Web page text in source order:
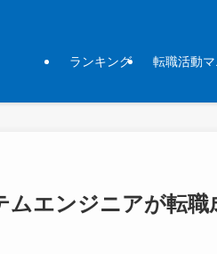
ランキング 転職活動
エンジニアが転